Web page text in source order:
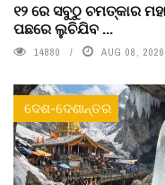
୧୨ ରେ ସବୁଠୁ ଚମତ୍କାର
ପଛରେ ଲୁଚିଯିବ ...
14880 AUG 08, 2026
ଦେଶ-ଦେଶାନ୍ତର